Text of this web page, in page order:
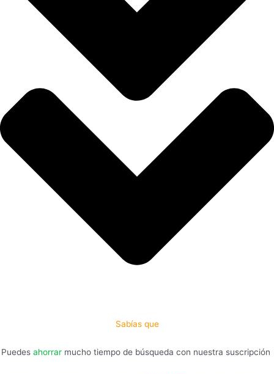
Sabías que
Puedes ahorrar mucho tiempo de búsqueda con nuestra suscripción